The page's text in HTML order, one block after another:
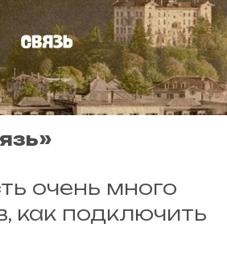
очень много
как подключить